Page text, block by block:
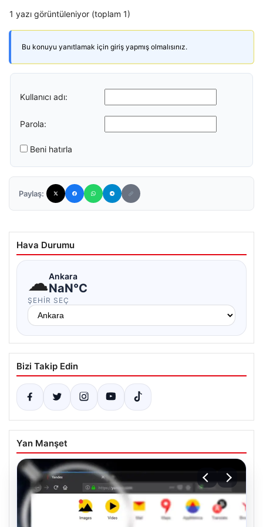
1 yazı görüntüleniyor (toplam 1)
Bu konuyu yanıtlamak için giriş yapmış olmalısınız.
Kullanıcı adı:
Parola:
Beni hatırla
Paylaş:
Hava Durumu
☁Ankara
NaN°C
ŞEHIR SEÇ
Bizi Takip Edin
Yan Manşet